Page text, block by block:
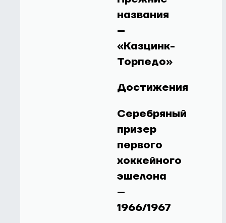
названия
–
«Казцинк-
Торпедо»
Достижения
Серебряный
призер
первого
хоккейного
эшелона
–
1966/1967